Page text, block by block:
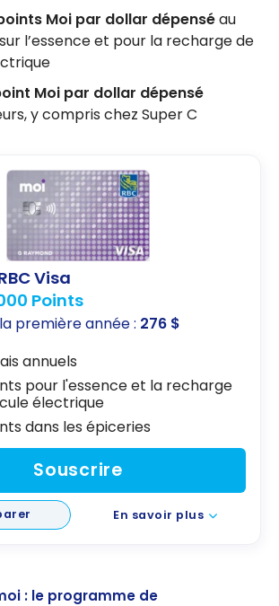
Moi par dollar dépenséau
l’essence et pour la recharge de
Moi par dollar dépensé
y compris chez Super C
Visa
Points
première année : 276 $
annuels
pour l'essence et la recharge
électrique
dans les épiceries
Souscrire
En savoir plus
: le programme de